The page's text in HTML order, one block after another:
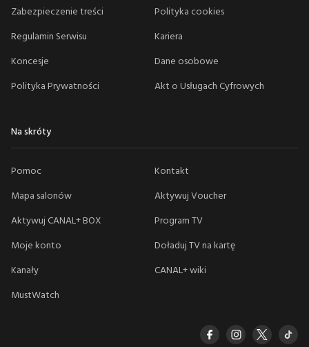
Zabezpieczenie treści
Polityka cookies
Regulamin Serwisu
Kariera
Koncesje
Dane osobowe
Polityka Prywatności
Akt o Usługach Cyfrowych
Na skróty
Pomoc
Kontakt
Mapa salonów
Aktywuj Voucher
Aktywuj CANAL+ BOX
Program TV
Moje konto
Doładuj TV na kartę
Kanały
CANAL+ wiki
MustWatch